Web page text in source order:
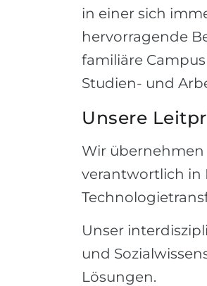
in einer sich
hervorragende
familiäre
Studien- und
Unsere
Wir übernehmen
verantwortlich in
Unser
und
Lösungen.